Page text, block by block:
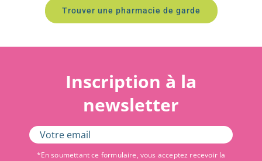
Trouver une pharmacie de garde
Inscription à la
newsletter
*En soumettant ce formulaire, vous acceptez recevoir la